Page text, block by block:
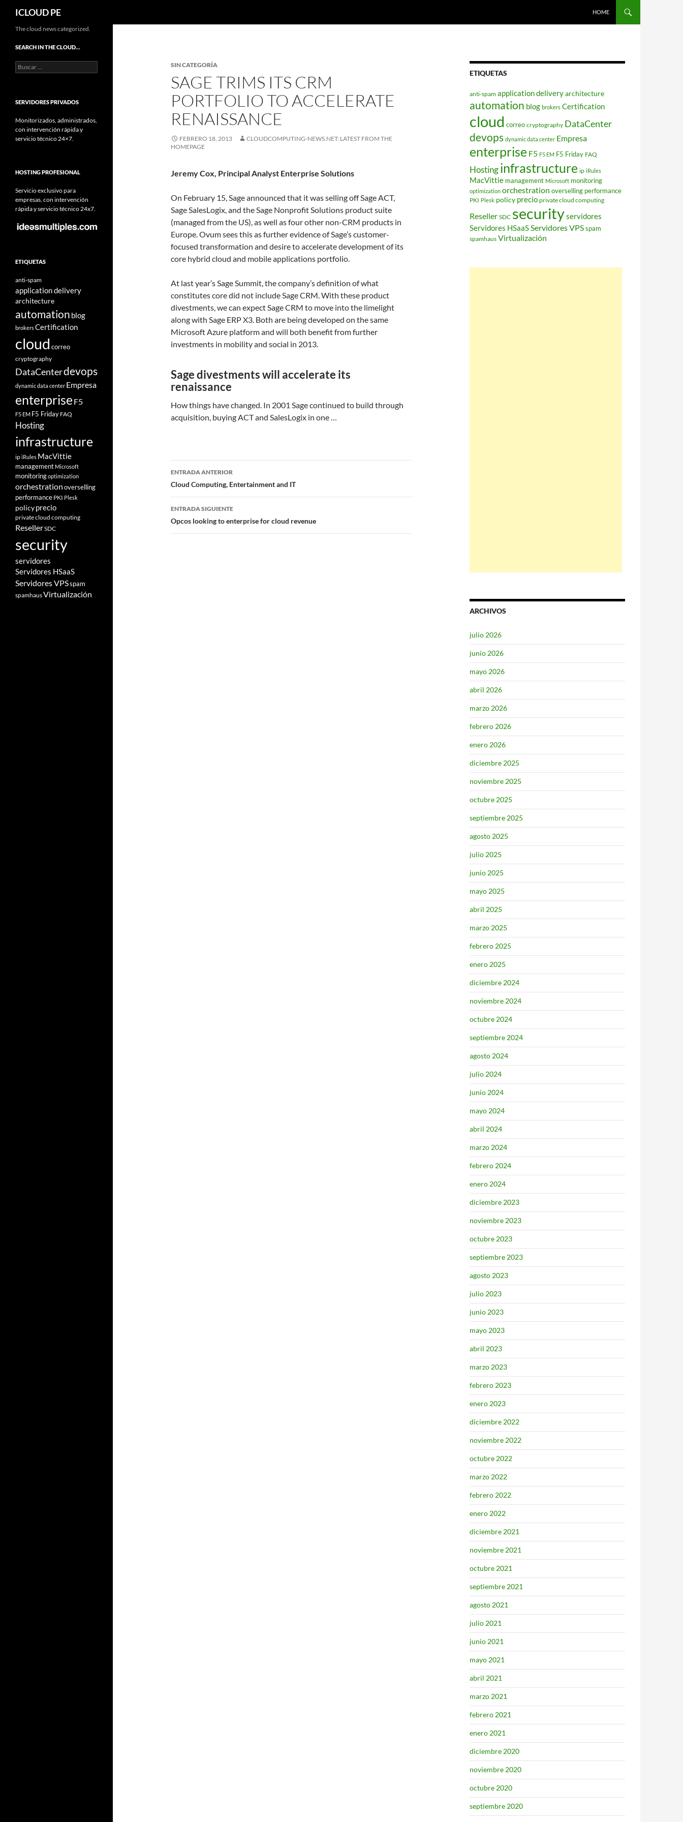
Saltar
contenido
ICLOUD PE HOME
SIN CATEGORÍA
SAGE TRIMS ITS CRM
PORTFOLIO TO ACCELERATE
RENAISSANCE
FEBRERO 18, 2013
CLOUDCOMPUTING-NEWS.NET: LATEST FROM THE
HOMEPAGE
Jeremy Cox, Principal Analyst Enterprise Solutions
On February 15, Sage announced that it was selling off Sage ACT,
Sage SalesLogix, and the Sage Nonprofit Solutions product suite
(managed from the US), as well as four other non-CRM products in
Europe. Ovum sees this as further evidence of Sage’s customer-
focused transformation and desire to accelerate development of its
core hybrid cloud and mobile applications portfolio.
At last year’s Sage Summit, the company’s definition of what
constitutes core did not include Sage CRM. With these product
divestments, we can expect Sage CRM to move into the limelight
along with Sage ERP X3. Both are being developed on the same
Microsoft Azure platform and will both benefit from further
investments in mobility and social in 2013.
Sage divestments will accelerate its
renaissance
How things have changed. In 2001 Sage continued to build through
acquisition, buying ACT and SalesLogix in one …
Navegador
de
entradas
ENTRADA ANTERIOR
Cloud Computing, Entertainment and IT
ENTRADA SIGUIENTE
Opcos looking to enterprise for cloud revenue
ETIQUETAS
anti-spam application deliveryarchitecture
automation blog brokers Certification
cloud correo cryptography DataCenter
devops dynamic data center Empresa
enterprise F5 F5 EM F5 Friday FAQ
Hostinginfrastructure ip iRules
MacVittie management Microsoft monitoring
optimization orchestration overselling performance
PKI Plesk policy precio private cloud computing
Reseller SDC securityservidores
Servidores HSaaSServidores VPSspam
spamhaus Virtualización
ARCHIVOS
julio 2026
junio 2026
mayo 2026
abril 2026
marzo 2026
febrero 2026
enero 2026
diciembre 2025
noviembre 2025
octubre 2025
septiembre 2025
agosto 2025
julio 2025
junio 2025
mayo 2025
abril 2025
marzo 2025
febrero 2025
enero 2025
diciembre 2024
noviembre 2024
octubre 2024
septiembre 2024
agosto 2024
julio 2024
junio 2024
mayo 2024
abril 2024
marzo 2024
febrero 2024
enero 2024
diciembre 2023
noviembre 2023
octubre 2023
septiembre 2023
agosto 2023
julio 2023
junio 2023
mayo 2023
abril 2023
marzo 2023
febrero 2023
enero 2023
diciembre 2022
noviembre 2022
octubre 2022
marzo 2022
febrero 2022
enero 2022
diciembre 2021
noviembre 2021
octubre 2021
septiembre 2021
agosto 2021
julio 2021
junio 2021
mayo 2021
abril 2021
marzo 2021
febrero 2021
enero 2021
diciembre 2020
noviembre 2020
octubre 2020
septiembre 2020
The cloud news categorized.
SEARCH IN THE CLOUD…
Buscar:
SERVIDORES PRIVADOS
Monitorizados, administrados,
con intervención rápida y
servicio técnico 24×7.
HOSTING PROFESIONAL
Servicio exclusivo para
empresas, con intervención
rápida y servicio técnico 24x7.
ETIQUETAS
anti-spam
application delivery
architecture
automation blog
brokersCertification
cloud correo
cryptography
DataCenterdevops
dynamic data center Empresa
enterprise F5
F5 EM F5 Friday FAQ
Hosting
infrastructure
ipiRules MacVittie
management Microsoft
monitoringoptimization
orchestrationoverselling
performance PKI Plesk
policyprecio
private cloud computing
ResellerSDC
security
servidores
Servidores HSaaS
Servidores VPSspam
spamhausVirtualización